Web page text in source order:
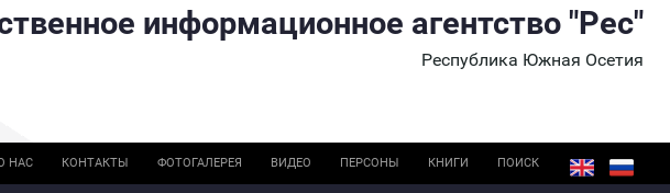
информационное агентство "Рес"
Республика Южная Осетия
НАС КОНТАКТЫ ФОТОГАЛЕРЕЯ ВИДЕО ПЕРСОНЫ КНИГИ ПОИСК